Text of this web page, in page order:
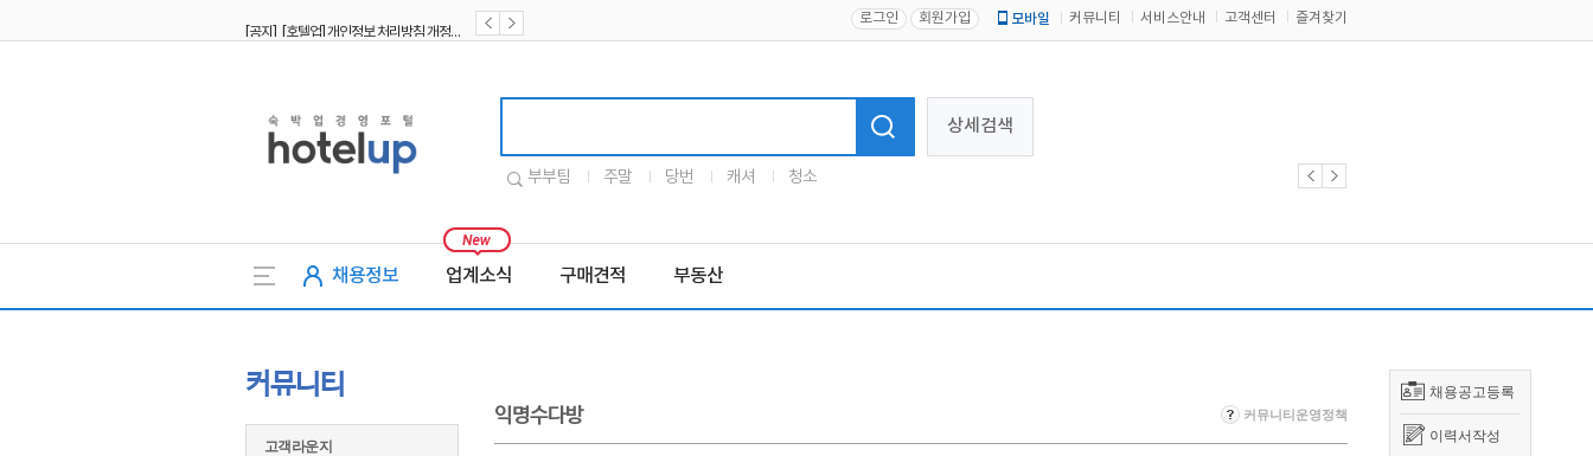
로그인 회원가입 모바일 커뮤니티 서비스안내 고객센터 즐겨찾기
상세검색
부부팀 주말 당번 캐셔 청소
채용정보 업계소식 구매견적 부동산
채용공고등록
이력서작성
커뮤니티
고객라운지
익명수다방 커뮤니티운영정책